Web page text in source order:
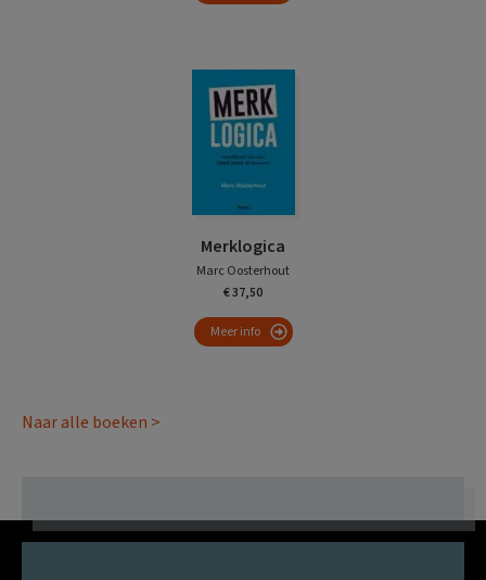
Merklogica
Marc Oosterhout
€ 37,50
Meer info
Naar alle boeken >